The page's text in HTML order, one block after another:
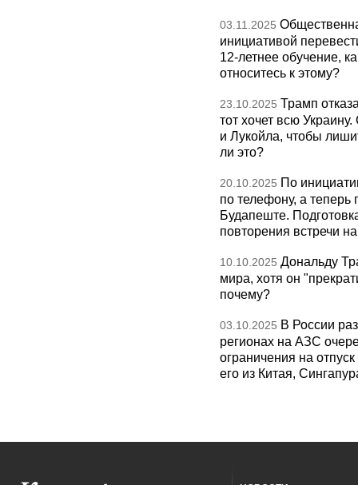
03.11.2025
инициативой
12-летнее обучение,
относитесь к этому?
23.10.2025 Трамп
тот хочет всю
и Лукойла, чтобы
ли это?
20.10.2025 По
по телефону, а теперь
Будапеште.
повторения встречи
10.10.2025 Дональду
мира, хотя он
почему?
03.10.2025 В России
регионах на АЗС
ограничения на
его из Китая,